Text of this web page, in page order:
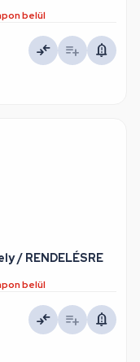
belül
/ RENDELÉSRE
belül